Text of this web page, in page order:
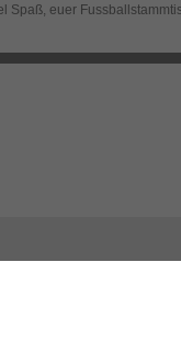
Spaß, euer